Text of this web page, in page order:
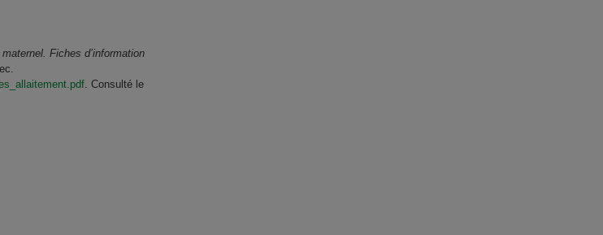
maternel. Fiches d’information
. Consulté le